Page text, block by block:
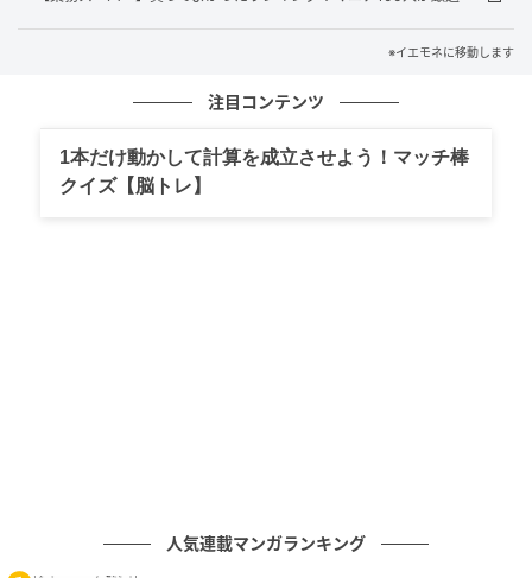
とろスライムゼリー」で暑い夏を乗り切ろう～！
【ドラクエ×サーティワン】コラボが話題！吉祥寺マル
イ店幕開けの瞬間に立ち会ってきました！
※イエモネに移動します
注目コンテンツ
1本だけ動かして計算を成立させよう！マッチ棒
クイズ【脳トレ】
人気連載マンガランキング